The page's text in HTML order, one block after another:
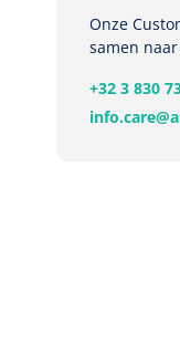
Onze
samen
+32 3 830